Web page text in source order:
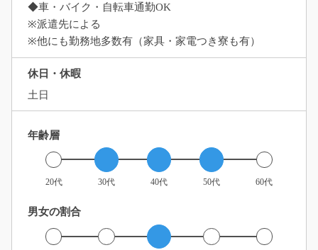
◆車・バイク・自転車通勤OK
※派遣先による
※他にも勤務地多数有（家具・家電つき寮も有）
休日・休暇
土日
年齢層
20代 30代 40代 50代 60代
男女の割合